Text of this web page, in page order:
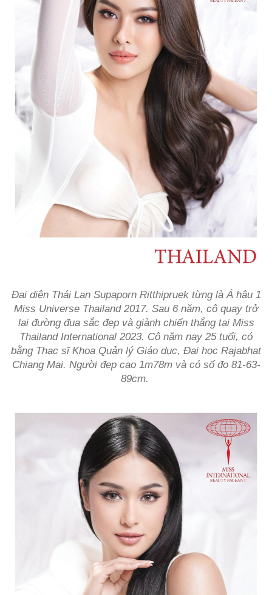
Đại diện Thái Lan Supaporn Ritthipruek từng là Á hậu 1
Miss Universe Thailand 2017. Sau 6 năm, cô quay trở
lại đường đua sắc đẹp và giành chiến thắng tại Miss
Thailand International 2023. Cô năm nay 25 tuổi, có
bằng Thạc sĩ Khoa Quản lý Giáo dục, Đại học Rajabhat
Chiang Mai. Người đẹp cao 1m78m và có số đo 81-63-
89cm.